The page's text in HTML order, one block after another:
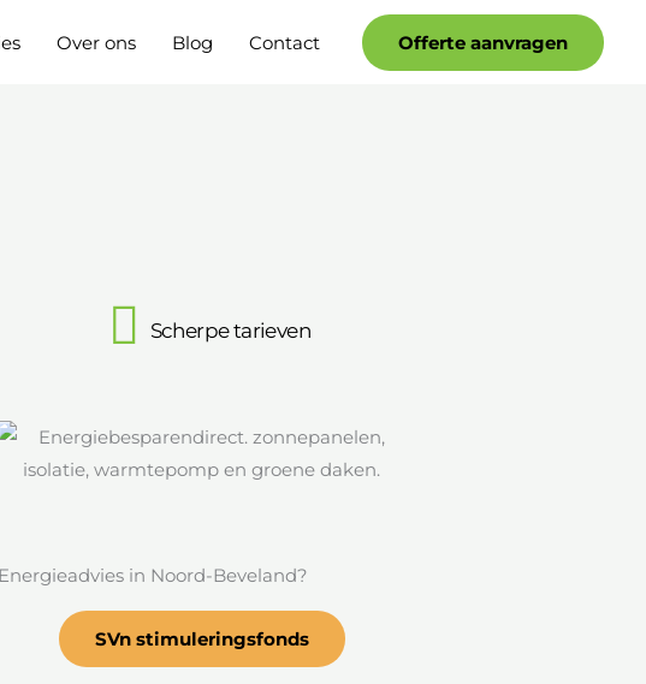
Over ons Blog Contact Offerte aanvragen
Scherpe tarieven
Energieadvies in Noord-Beveland?
SVn stimuleringsfonds